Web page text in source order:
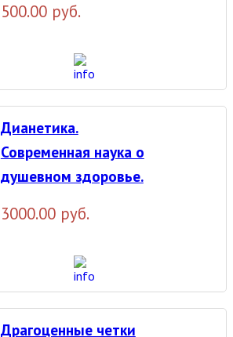
500.00 руб.
Дианетика.
Современная наука о
душевном здоровье.
3000.00 руб.
Драгоценные четки